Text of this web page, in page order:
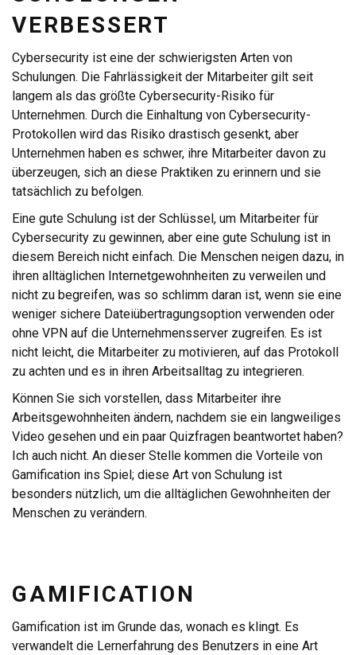
VERBESSERT
Cybersecurity ist eine der schwierigsten Arten von
Schulungen. Die Fahrlässigkeit der Mitarbeiter gilt seit
langem als das größte Cybersecurity-Risiko für
Unternehmen. Durch die Einhaltung von Cybersecurity-
Protokollen wird das Risiko drastisch gesenkt, aber
Unternehmen haben es schwer, ihre Mitarbeiter davon zu
überzeugen, sich an diese Praktiken zu erinnern und sie
tatsächlich zu befolgen.
Eine gute Schulung ist der Schlüssel, um Mitarbeiter für
Cybersecurity zu gewinnen, aber eine gute Schulung ist in
diesem Bereich nicht einfach. Die Menschen neigen dazu, in
ihren alltäglichen Internetgewohnheiten zu verweilen und
nicht zu begreifen, was so schlimm daran ist, wenn sie eine
weniger sichere Dateiübertragungsoption verwenden oder
ohne VPN auf die Unternehmensserver zugreifen. Es ist
nicht leicht, die Mitarbeiter zu motivieren, auf das Protokoll
zu achten und es in ihren Arbeitsalltag zu integrieren.
Können Sie sich vorstellen, dass Mitarbeiter ihre
Arbeitsgewohnheiten ändern, nachdem sie ein langweiliges
Video gesehen und ein paar Quizfragen beantwortet haben?
Ich auch nicht. An dieser Stelle kommen die Vorteile von
Gamification ins Spiel; diese Art von Schulung ist
besonders nützlich, um die alltäglichen Gewohnheiten der
Menschen zu verändern.
GAMIFICATION
Gamification ist im Grunde das, wonach es klingt. Es
verwandelt die Lernerfahrung des Benutzers in eine Art